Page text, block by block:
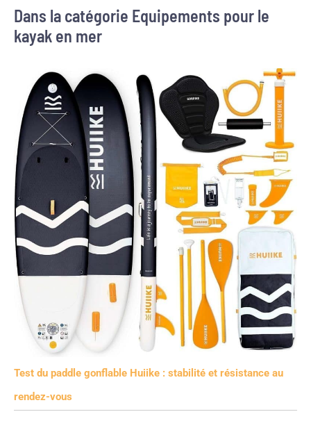
Dans la catégorie Equipements pour le
kayak en mer
Test du paddle gonflable Huiike : stabilité et résistance au
rendez-vous